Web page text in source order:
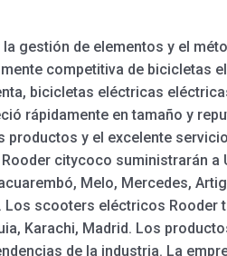
gestión de elementos y el
competitiva de
bicicletas eléctricas
rápidamente en tamaño y
productos y el excelente
citycoco suministrarán a
Melo, Mercedes,
Los scooters eléctricos
Karachi, Madrid. Los
de la industria. La